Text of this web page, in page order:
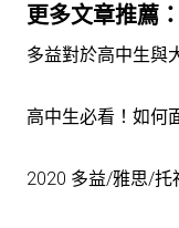
更多文章推薦：
多益對於高中生與
高中生必看！如何
2020 多益/雅思/托